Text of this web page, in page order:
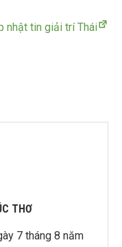
nhật tin giải trí Thái
THƠ
7 tháng 8 năm